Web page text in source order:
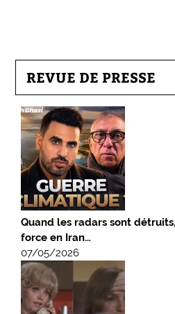
REVUE DE PRESSE
Quand les radars sont
force en Iran…
07/05/2026